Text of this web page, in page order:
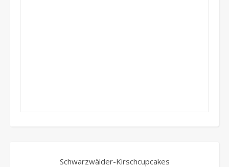
Schwarzwälder-Kirschcupcakes